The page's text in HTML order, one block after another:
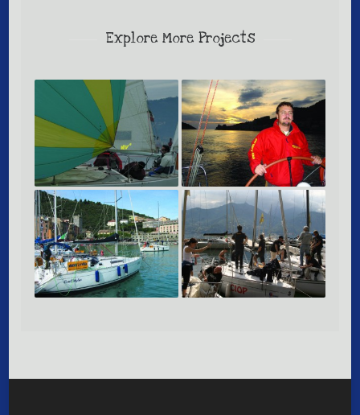
Explore More Projects
Corso Spi – Livello 4
Corso Navigazione
Costiera – Livello 4
Corso Avanzato Mare
– Livello 3
Corso Base Lago di
Como – Livello 1